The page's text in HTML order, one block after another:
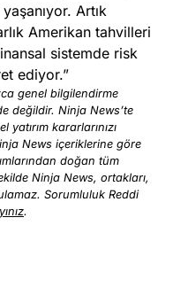
Artık
Amerikan tahvilleri
sistemde risk
ediyor.”
genel bilgilendirme
değildir. Ninja News’te
kararlarınızı
News içeriklerine göre
doğan tüm
Ninja News, ortakları,
Sorumluluk Reddi
.